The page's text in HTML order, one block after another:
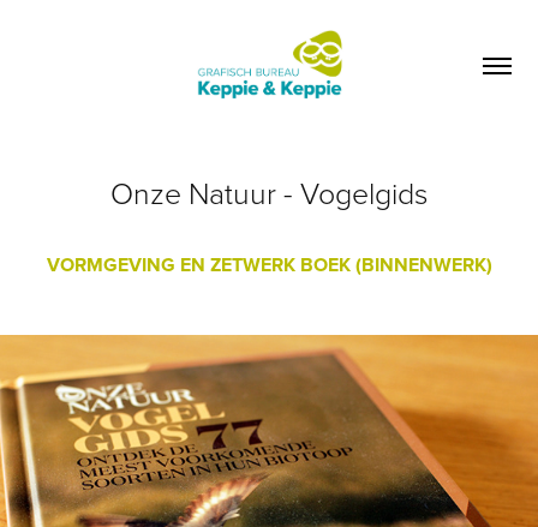
Onze Natuur - Vogelgids
VORMGEVING EN ZETWERK BOEK (BINNENWERK)